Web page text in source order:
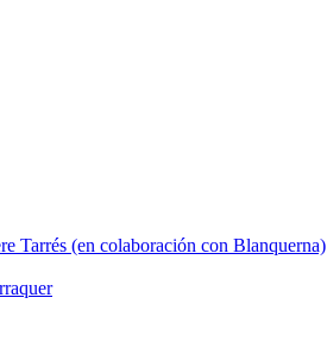
Tarrés (en colaboración con Blanquerna)